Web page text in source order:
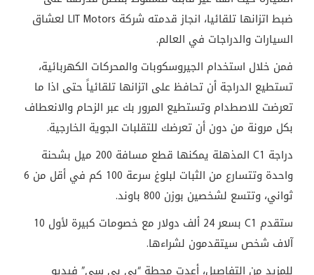
ضبط اتزانها تلقائيا، انجاز قدمته شركة LIT Motors لعشاق
السيارات والدراجات في العالم.
فمن خلال استخدام الجيروسكوبات والمحركات الكهربائية،
تستطيع الدراجة أن تحافظ على اتزانها تلقائياً حتى اذا ما
تعرضت للاصطدام وتستطيع المرور بك عبر الزحام والانعطاف
بكل مرونة من دون أن تعرضك للتقلبات الجوية الخارجية.
دراجة C1
المذهلة يمكنها قطع مسافة 200 ميل بشحنة
واحدة وتتسارع من الثبات لبلوغ سرعة 100 كم في أقل من 6
ثواني، وتتسع لشخصين بوزن 800 باوند.
ستقدم C1
بسعر 24 ألف دولار مع خصومات كبيرة لأول 10
آلاف شخص سيتقدمون لشراءها.
للمزيد من التفاصيل، أعدت محطة “بي بي سي” فيديو